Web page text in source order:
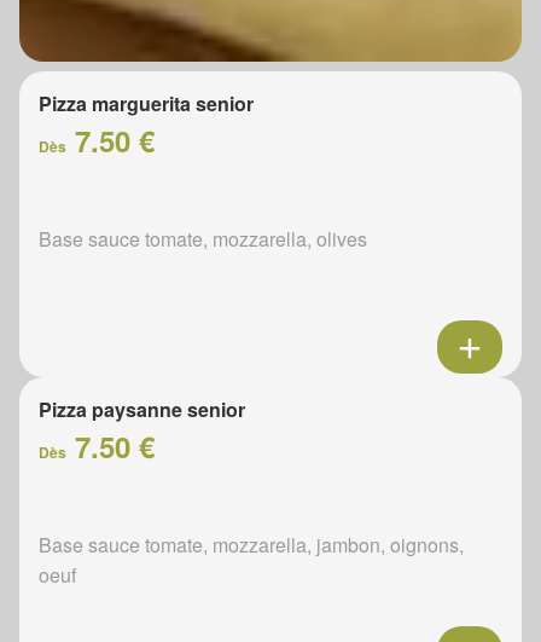
Pizza marguerita senior
Dès 7.50 €
Base sauce tomate, mozzarella, olives
Pizza paysanne senior
Dès 7.50 €
Base sauce tomate, mozzarella, jambon, oignons,
oeuf